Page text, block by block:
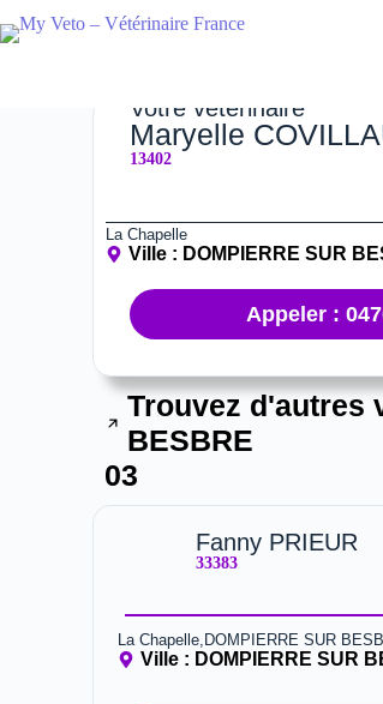
Votre vétérinaire
Maryelle
13402
La Chapelle
Ville : DOMPIERRE SUR
Appeler :
Trouvez d'autres
BESBRE
03
Fanny PRIEUR
33383
La Chapelle,DOMPIERRE SUR
Ville : DOMPIERRE SUR